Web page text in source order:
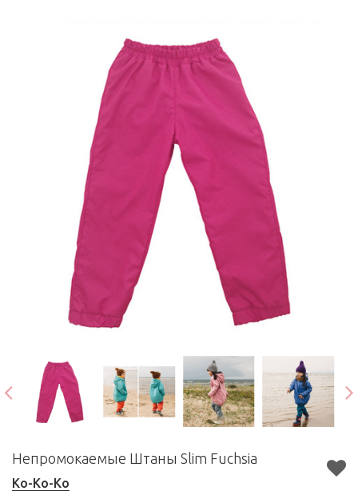
Непромокаемые Штаны Slim Fuchsia
Ko-Ko-Ko